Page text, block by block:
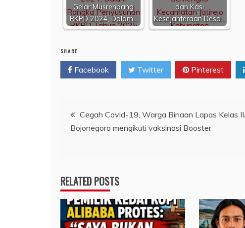
Gelar Musrenbang
RKPD 2024, Dalam…
dan Kasi
Kesejahteraan Desa…
SHARE
Facebook Twitter Pinterest
Navigasi
pos
Cegah Covid-19, Warga Binaan Lapas Kelas
Bojonegoro mengikuti vaksinasi Booster
RELATED POSTS